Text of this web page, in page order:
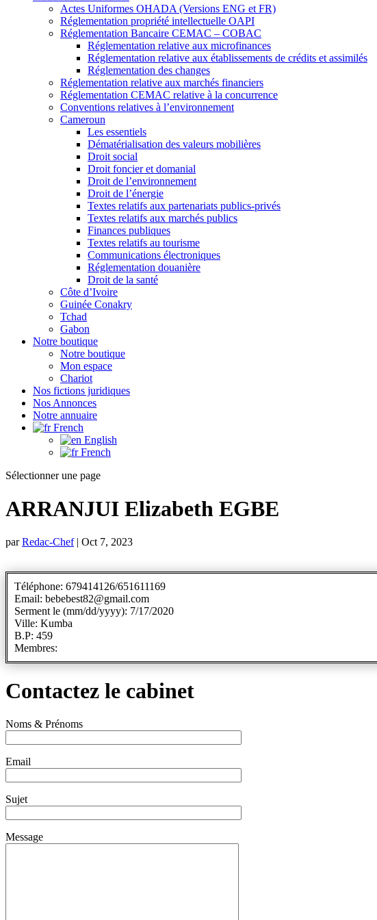
Actes Uniformes OHADA (Versions ENG et FR)
Réglementation propriété intellectuelle OAPI
Réglementation Bancaire CEMAC – COBAC
Réglementation relative aux microfinances
Réglementation relative aux établissements de crédits et assimilés
Réglementation des changes
Réglementation relative aux marchés financiers
Réglementation CEMAC relative à la concurrence
Conventions relatives à l’environnement
Cameroun
Les essentiels
Dématérialisation des valeurs mobilières
Droit social
Droit foncier et domanial
Droit de l’environnement
Droit de l’énergie
Textes relatifs aux partenariats publics-privés
Textes relatifs aux marchés publics
Finances publiques
Textes relatifs au tourisme
Communications électroniques
Réglementation douanière
Droit de la santé
Côte d’Ivoire
Guinée Conakry
Tchad
Gabon
Notre boutique
Notre boutique
Mon espace
Chariot
Nos fictions juridiques
Nos Annonces
Notre annuaire
French
English
French
Sélectionner une page
ARRANJUI Elizabeth EGBE
parRedac-Chef| Oct 7, 2023
Téléphone: 679414126/651611169
Email: bebebest82@gmail.com
Serment le (mm/dd/yyyy): 7/17/2020
Ville: Kumba
B.P: 459
Membres:
Contactez le cabinet
Noms & Prénoms
Email
Sujet
Message